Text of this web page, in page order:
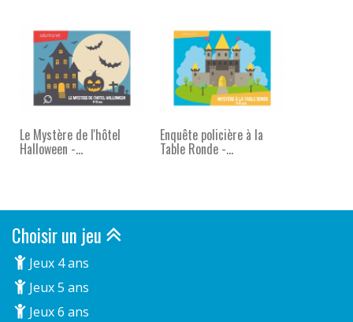
Le Mystère de l'hôtel
Halloween -...
Enquête policière à la
Table Ronde -...
Choisir un jeu
Jeux 4 ans
Jeux 5 ans
Jeux 6 ans